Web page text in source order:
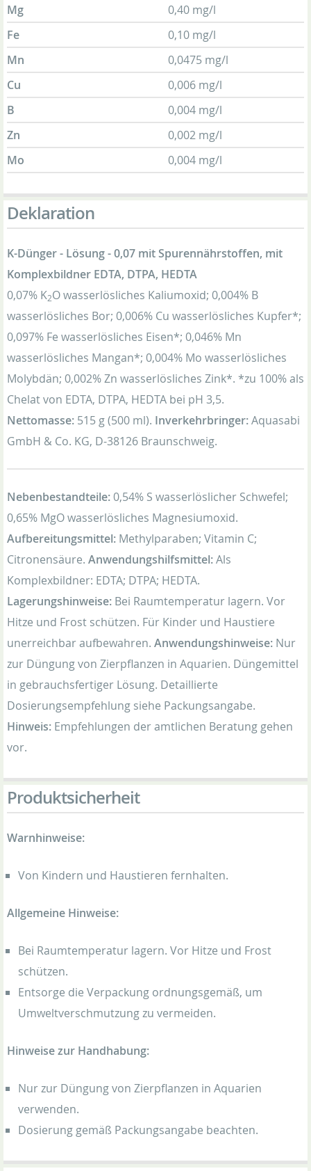
Mg
0,40 mg/l
Fe
0,10 mg/l
Mn
0,0475 mg/l
Cu
0,006 mg/l
B
0,004 mg/l
Zn
0,002 mg/l
Mo
0,004 mg/l
Deklaration
K-Dünger - Lösung - 0,07 mit Spurennährstoffen, mit
Komplexbildner EDTA, DTPA, HEDTA
0,07% K2O wasserlösliches Kaliumoxid; 0,004% B
wasserlösliches Bor; 0,006% Cu wasserlösliches Kupfer*;
0,097% Fe wasserlösliches Eisen*; 0,046% Mn
wasserlösliches Mangan*; 0,004% Mo wasserlösliches
Molybdän; 0,002% Zn wasserlösliches Zink*. *zu 100% als
Chelat von EDTA, DTPA, HEDTA bei pH 3,5.
Nettomasse: 515 g (500 ml). Inverkehrbringer:Aquasabi
GmbH & Co. KG, D-38126 Braunschweig.
Nebenbestandteile:0,54% S wasserlöslicher Schwefel;
0,65% MgO wasserlösliches Magnesiumoxid.
Aufbereitungsmittel: Methylparaben; Vitamin C;
Citronensäure. Anwendungshilfsmittel:Als
Komplexbildner: EDTA; DTPA; HEDTA.
Lagerungshinweise: Bei Raumtemperatur lagern. Vor
Hitze und Frost schützen. Für Kinder und Haustiere
unerreichbar aufbewahren. Anwendungshinweise: Nur
zur Düngung von Zierpflanzen in Aquarien. Düngemittel
in gebrauchsfertiger Lösung. Detaillierte
Dosierungsempfehlung siehe Packungsangabe.
Hinweis: Empfehlungen der amtlichen Beratung gehen
vor.
Produktsicherheit
Warnhinweise:
Von Kindern und Haustieren fernhalten.
Allgemeine Hinweise:
Bei Raumtemperatur lagern. Vor Hitze und Frost
schützen.
Entsorge die Verpackung ordnungsgemäß, um
Umweltverschmutzung zu vermeiden.
Hinweise zur Handhabung:
Nur zur Düngung von Zierpflanzen in Aquarien
verwenden.
Dosierung gemäß Packungsangabe beachten.